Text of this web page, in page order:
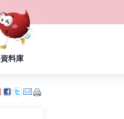
料庫